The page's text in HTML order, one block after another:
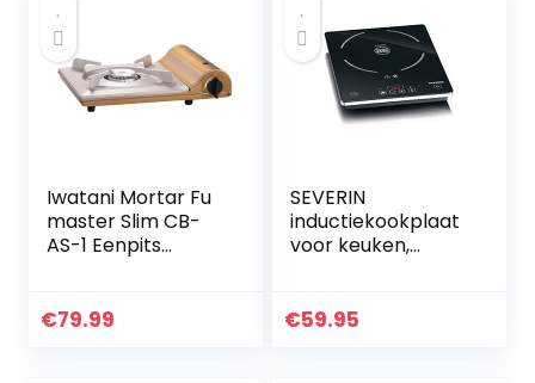
Iwatani Mortar Fu
master Slim CB-
AS-1 Eenpits
€79.99
SEVERIN
inductiekookplaat
voor keuken,
hoogwaardige
€59.95